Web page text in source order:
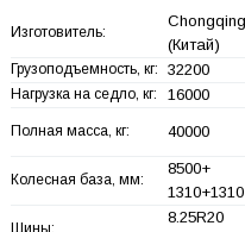
Изготовитель:
(Китай)
Грузоподъемность, кг: 32200
Нагрузка на седло, кг: 16000
Полная масса, кг: 40000
Колесная база, мм:
8500+
1310+1310
8.25R20